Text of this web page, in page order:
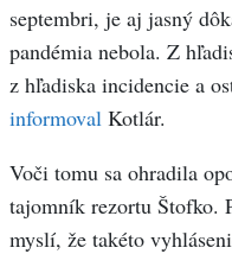
septembri, je aj jasný
pandémia nebola. Z
z hľadiska incidencie a
informoval Kotlár.
Voči tomu sa ohradila
tajomník rezortu Štofko.
myslí, že takéto